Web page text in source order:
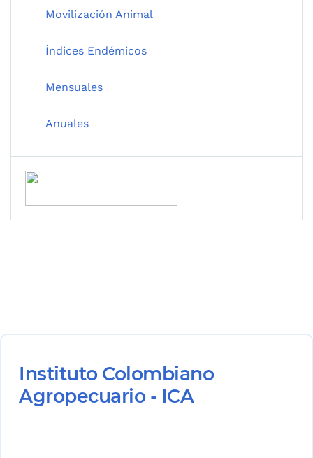
Movilización Animal
Índices Endémicos
Mensuales
Anuales
Instituto Colombiano
Agropecuario - ICA